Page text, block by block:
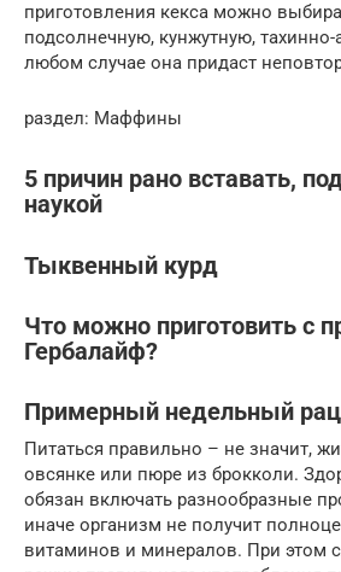
приготовления кекса можно
подсолнечную, кунжутную,
любом случае она придаст
раздел: Маффины
5 причин рано вставать,
наукой
Тыквенный курд
Что можно приготовить с
Гербалайф?
Примерный недельный
Питаться правильно – не значит,
овсянке или пюре из брокколи.
обязан включать разнообразные
иначе организм не получит
витаминов и минералов. При этом